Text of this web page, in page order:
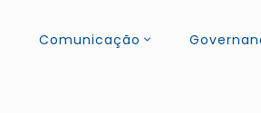
Comunicação